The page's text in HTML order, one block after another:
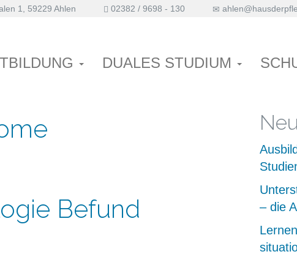
1, 59229 Ahlen 02382 / 9698 - 130
DUALES STUDIUM
Befund
– die